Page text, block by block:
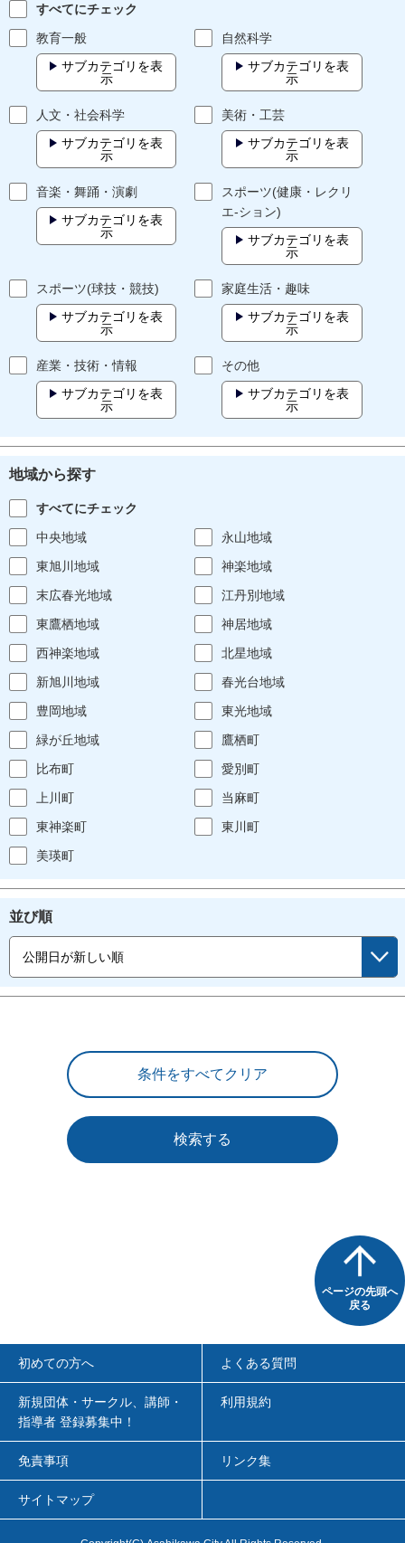
すべてにチェック
教育一般
サブカテゴリを表
示
自然科学
サブカテゴリを表
示
人文・社会科学
サブカテゴリを表
示
美術・工芸
サブカテゴリを表
示
音楽・舞踊・演劇
サブカテゴリを表
示
スポーツ(健康・レクリ
エ-ション)
サブカテゴリを表
示
スポーツ(球技・競技)
サブカテゴリを表
示
家庭生活・趣味
サブカテゴリを表
示
産業・技術・情報
サブカテゴリを表
示
その他
サブカテゴリを表
示
地域から探す
すべてにチェック
中央地域
永山地域
東旭川地域
神楽地域
末広春光地域
江丹別地域
東鷹栖地域
神居地域
西神楽地域
北星地域
新旭川地域
春光台地域
豊岡地域
東光地域
緑が丘地域
鷹栖町
比布町
愛別町
上川町
当麻町
東神楽町
東川町
美瑛町
並び順
検索する
ページの先頭へ
戻る
初めての方へ よくある質問
新規団体・サークル、講師・
指導者 登録募集中！
利用規約
免責事項 リンク集
サイトマップ